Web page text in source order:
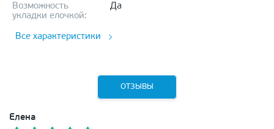
Возможность
укладки елочкой:
Да
Все характеристики
ОТЗЫВЫ
Елена